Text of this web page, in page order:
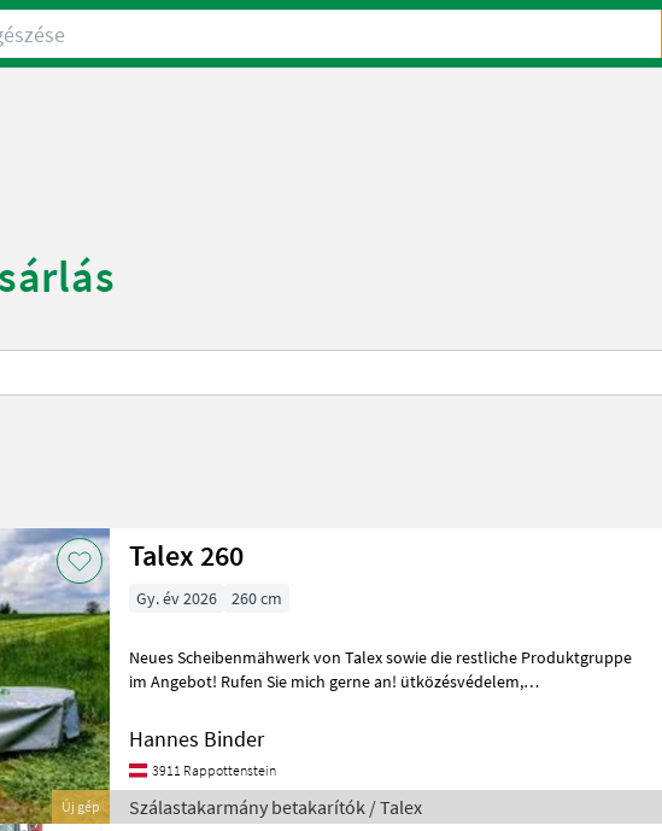
Új gép
Talex 260
Gy. év 2026 260 cm
Neues Scheibenmähwerk von Talex sowie die restliche Produktgruppe
im Angebot! Rufen Sie mich gerne an! ütközésvédelem,
Hannes Binder
3911 Rappottenstein
Szálastakarmány betakarítók / Talex